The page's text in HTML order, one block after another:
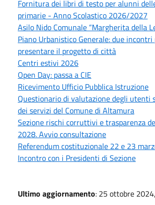
Fornitura dei libri di testo per alunni
primarie - Anno Scolastico 2026/2027
Asilo Nido Comunale “Margherita della
Piano Urbanistico Generale: due
presentare il progetto di città
Centri estivi 2026
Open Day: passa a CIE
Ricevimento Ufficio Pubblica Istruzione
Questionario di valutazione degli utenti
dei servizi del Comune di Altamura
Sezione rischi corruttivi e trasparenza
2028. Avvio consultazione
Referendum costituzionale 22 e 23
Incontro con i Presidenti di Sezione
Ultimo aggiornamento: 25 ottobre